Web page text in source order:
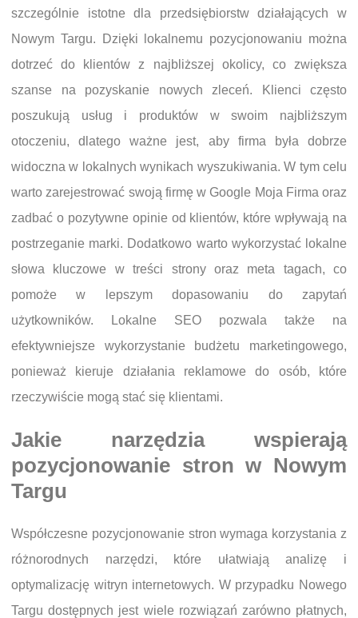
szczególnie istotne dla przedsiębiorstw działających w
Nowym Targu. Dzięki lokalnemu pozycjonowaniu można
dotrzeć do klientów z najbliższej okolicy, co zwiększa
szanse na pozyskanie nowych zleceń. Klienci często
poszukują usług i produktów w swoim najbliższym
otoczeniu, dlatego ważne jest, aby firma była dobrze
widoczna w lokalnych wynikach wyszukiwania. W tym celu
warto zarejestrować swoją firmę w Google Moja Firma oraz
zadbać o pozytywne opinie od klientów, które wpływają na
postrzeganie marki. Dodatkowo warto wykorzystać lokalne
słowa kluczowe w treści strony oraz meta tagach, co
pomoże w lepszym dopasowaniu do zapytań
użytkowników. Lokalne SEO pozwala także na
efektywniejsze wykorzystanie budżetu marketingowego,
ponieważ kieruje działania reklamowe do osób, które
rzeczywiście mogą stać się klientami.
Jakie narzędzia wspierają
pozycjonowanie stron w Nowym
Targu
Współczesne pozycjonowanie stron wymaga korzystania z
różnorodnych narzędzi, które ułatwiają analizę i
optymalizację witryn internetowych. W przypadku Nowego
Targu dostępnych jest wiele rozwiązań zarówno płatnych,